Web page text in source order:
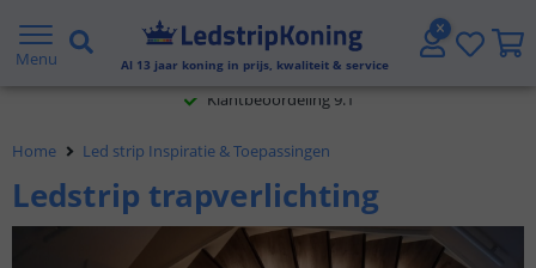
Menu Al 13 jaar koning in prijs, kwaliteit & service
Klantbeoordeling 9.1
Voor 23:45 uur besteld,morgen in huis
Home
Led strip Inspiratie & Toepassingen
Ledstrip trapverlichting